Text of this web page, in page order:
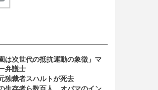
は次世代の抵抗運動の象徴」マ
弁護士
独裁者スハルトが死去